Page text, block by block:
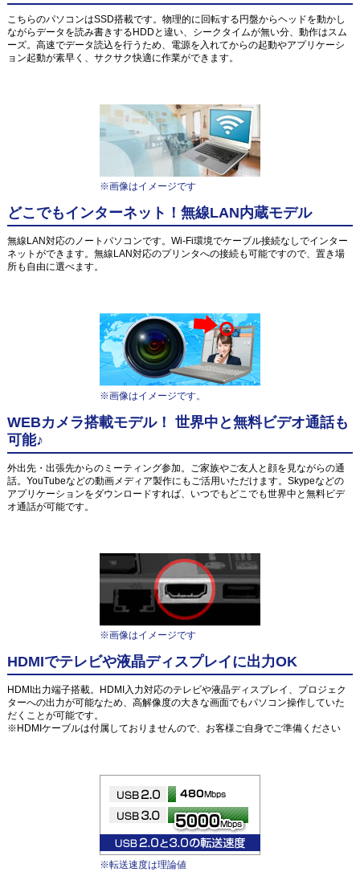
こちらのパソコンはSSD搭載です。物理的に回転する円盤からヘッドを動かし
ながらデータを読み書きするHDDと違い、シークタイムが無い分、動作はスム
ーズ。高速でデータ読込を行うため、電源を入れてからの起動やアプリケーシ
ョン起動が素早く、サクサク快適に作業ができます。
※画像はイメージです
どこでもインターネット！無線LAN内蔵モデル
無線LAN対応のノートパソコンです。Wi-Fi環境でケーブル接続なしでインター
ネットができます。無線LAN対応のプリンタへの接続も可能ですので、置き場
所も自由に選べます。
※画像はイメージです。
WEBカメラ搭載モデル！ 世界中と無料ビデオ通話も
可能♪
外出先・出張先からのミーティング参加。ご家族やご友人と顔を見ながらの通
話。YouTubeなどの動画メディア製作にもご活用いただけます。Skypeなどの
アプリケーションをダウンロードすれば、いつでもどこでも世界中と無料ビデ
オ通話が可能です。
※画像はイメージです
HDMIでテレビや液晶ディスプレイに出力OK
HDMI出力端子搭載。HDMI入力対応のテレビや液晶ディスプレイ、プロジェク
ターへの出力が可能なため、高解像度の大きな画面でもパソコン操作していた
だくことが可能です。
※HDMIケーブルは付属しておりませんので、お客様ご自身でご準備ください
※転送速度は理論値